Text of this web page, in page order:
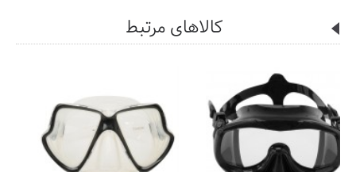
کالاهای مرتبط